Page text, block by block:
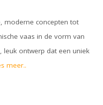
moderne concepten tot
vaas in de vorm van
leuk ontwerp dat een uniek
meer..